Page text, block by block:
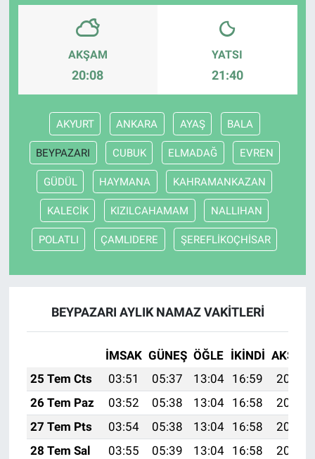
AKŞAM
20:08
YATSI
21:40
AKYURT ANKARA AYAŞ BALA
BEYPAZARI CUBUK ELMADAĞ EVREN
GÜDÜL HAYMANA KAHRAMANKAZAN
KALECİK KIZILCAHAMAM NALLIHAN
POLATLI ÇAMLIDERE ŞEREFLİKOÇHİSAR
BEYPAZARI AYLIK NAMAZ VAKITLERI
İMSAK GÜNEŞ ÖĞLE İKINDI AKŞAM
25 Tem Cts
03:51 05:37 13:04 16:59
20:21
26 Tem Paz
03:52 05:38 13:04 16:58
20:20
27 Tem Pts
03:54 05:38 13:04 16:58
20:19
28 Tem Sal
03:55 05:39 13:04 16:58
20:18